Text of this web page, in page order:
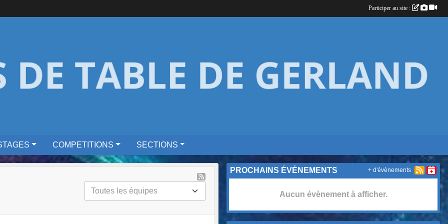
COMPETITIONS SECTIONS
PROCHAINS ÉVÉNEMENTS
Aucun évènement à afficher.
+ d'évènements
Participer au site :